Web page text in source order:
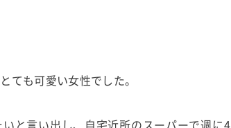
ても可愛い女性でした。
と言い出し、自宅近所のスーパーで週に4